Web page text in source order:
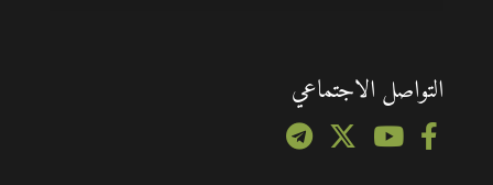
التواصل الاجتماعي